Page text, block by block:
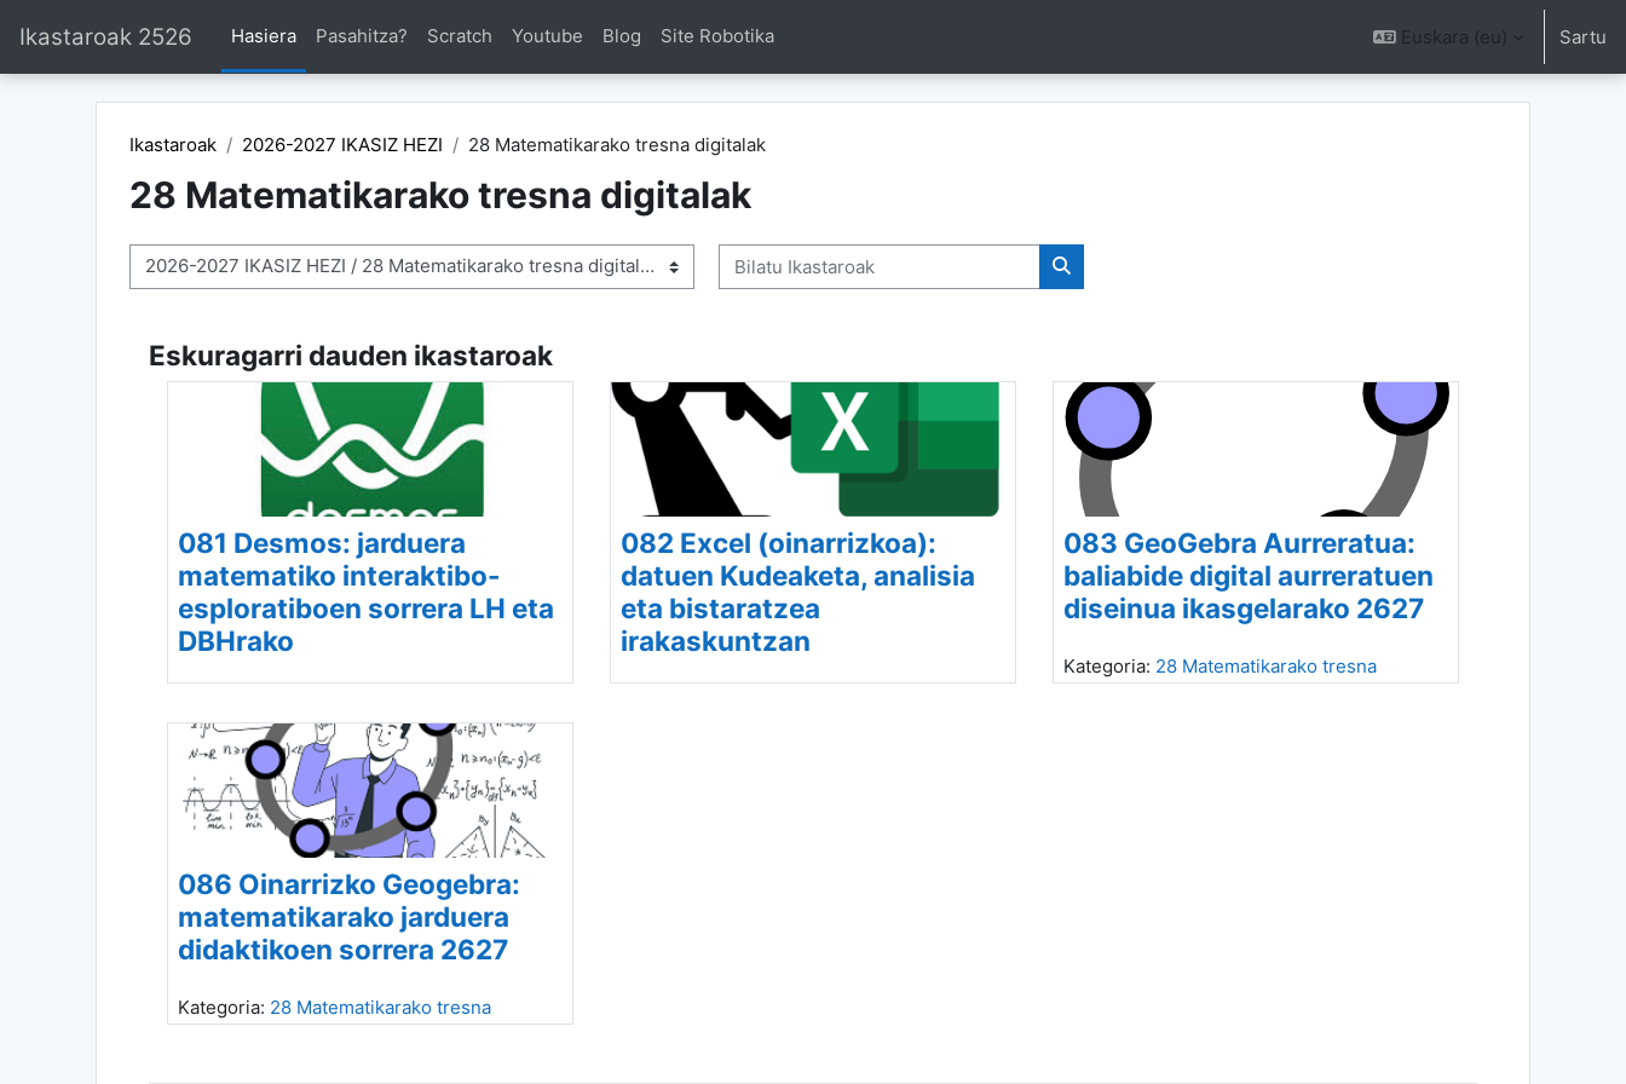
Ikastaroak 2526 Hasiera Pasahitza? Scratch Youtube Blog Site Robotika Euskara ‎(eu)‎ Sartu
Ikastaroak 2026-2027 IKASIZ HEZI 28 Matematikarako tresna digitalak
28 Matematikarako tresna digitalak
Ikastaro-kategoriak
Bilatu Ikastaroak
Bilatu Ikastaroak
Eskuragarri dauden ikastaroak
081 Desmos: jarduera
matematiko interaktibo-
esploratiboen sorrera LH eta
DBHrako
digitalak
082 Excel (oinarrizkoa):
datuen Kudeaketa, analisia
eta bistaratzea
irakaskuntzan
083 GeoGebra Aurreratua:
baliabide digital aurreratuen
diseinua ikasgelarako 2627
Kategoria: 28 Matematikarako tresna
086 Oinarrizko Geogebra:
matematikarako jarduera
didaktikoen sorrera 2627
Kategoria: 28 Matematikarako tresna